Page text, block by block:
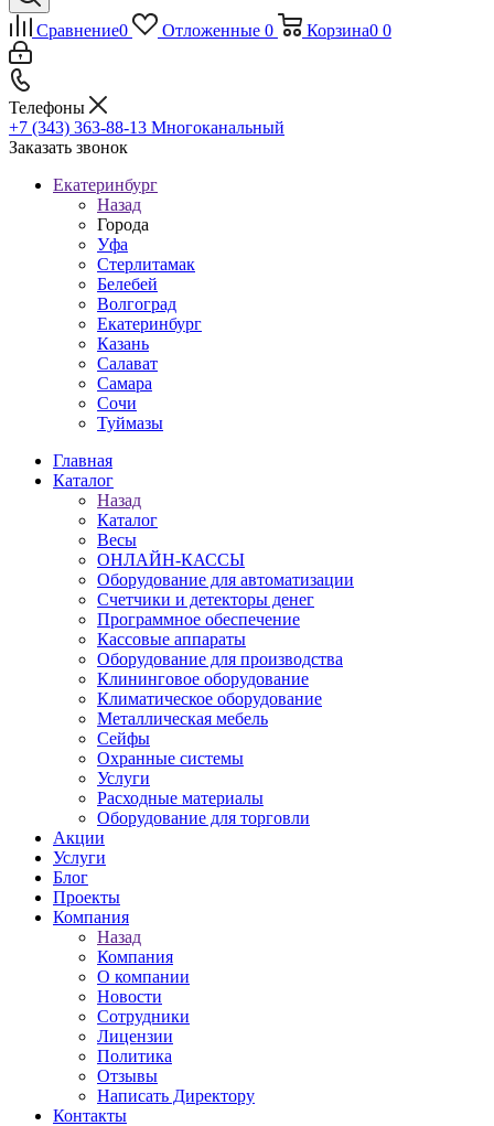
Сравнение0 Отложенные 0 Корзина0 0
Телефоны
+7 (343) 363-88-13 Многоканальный
Заказать звонок
Екатеринбург
Назад
Города
Уфа
Стерлитамак
Белебей
Волгоград
Екатеринбург
Казань
Салават
Самара
Сочи
Туймазы
Главная
Каталог
Назад
Каталог
Весы
ОНЛАЙН-КАССЫ
Оборудование для автоматизации
Счетчики и детекторы денег
Программное обеспечение
Кассовые аппараты
Оборудование для производства
Клининговое оборудование
Климатическое оборудование
Металлическая мебель
Сейфы
Охранные системы
Услуги
Расходные материалы
Оборудование для торговли
Акции
Услуги
Блог
Проекты
Компания
Назад
Компания
О компании
Новости
Сотрудники
Лицензии
Политика
Отзывы
Написать Директору
Контакты